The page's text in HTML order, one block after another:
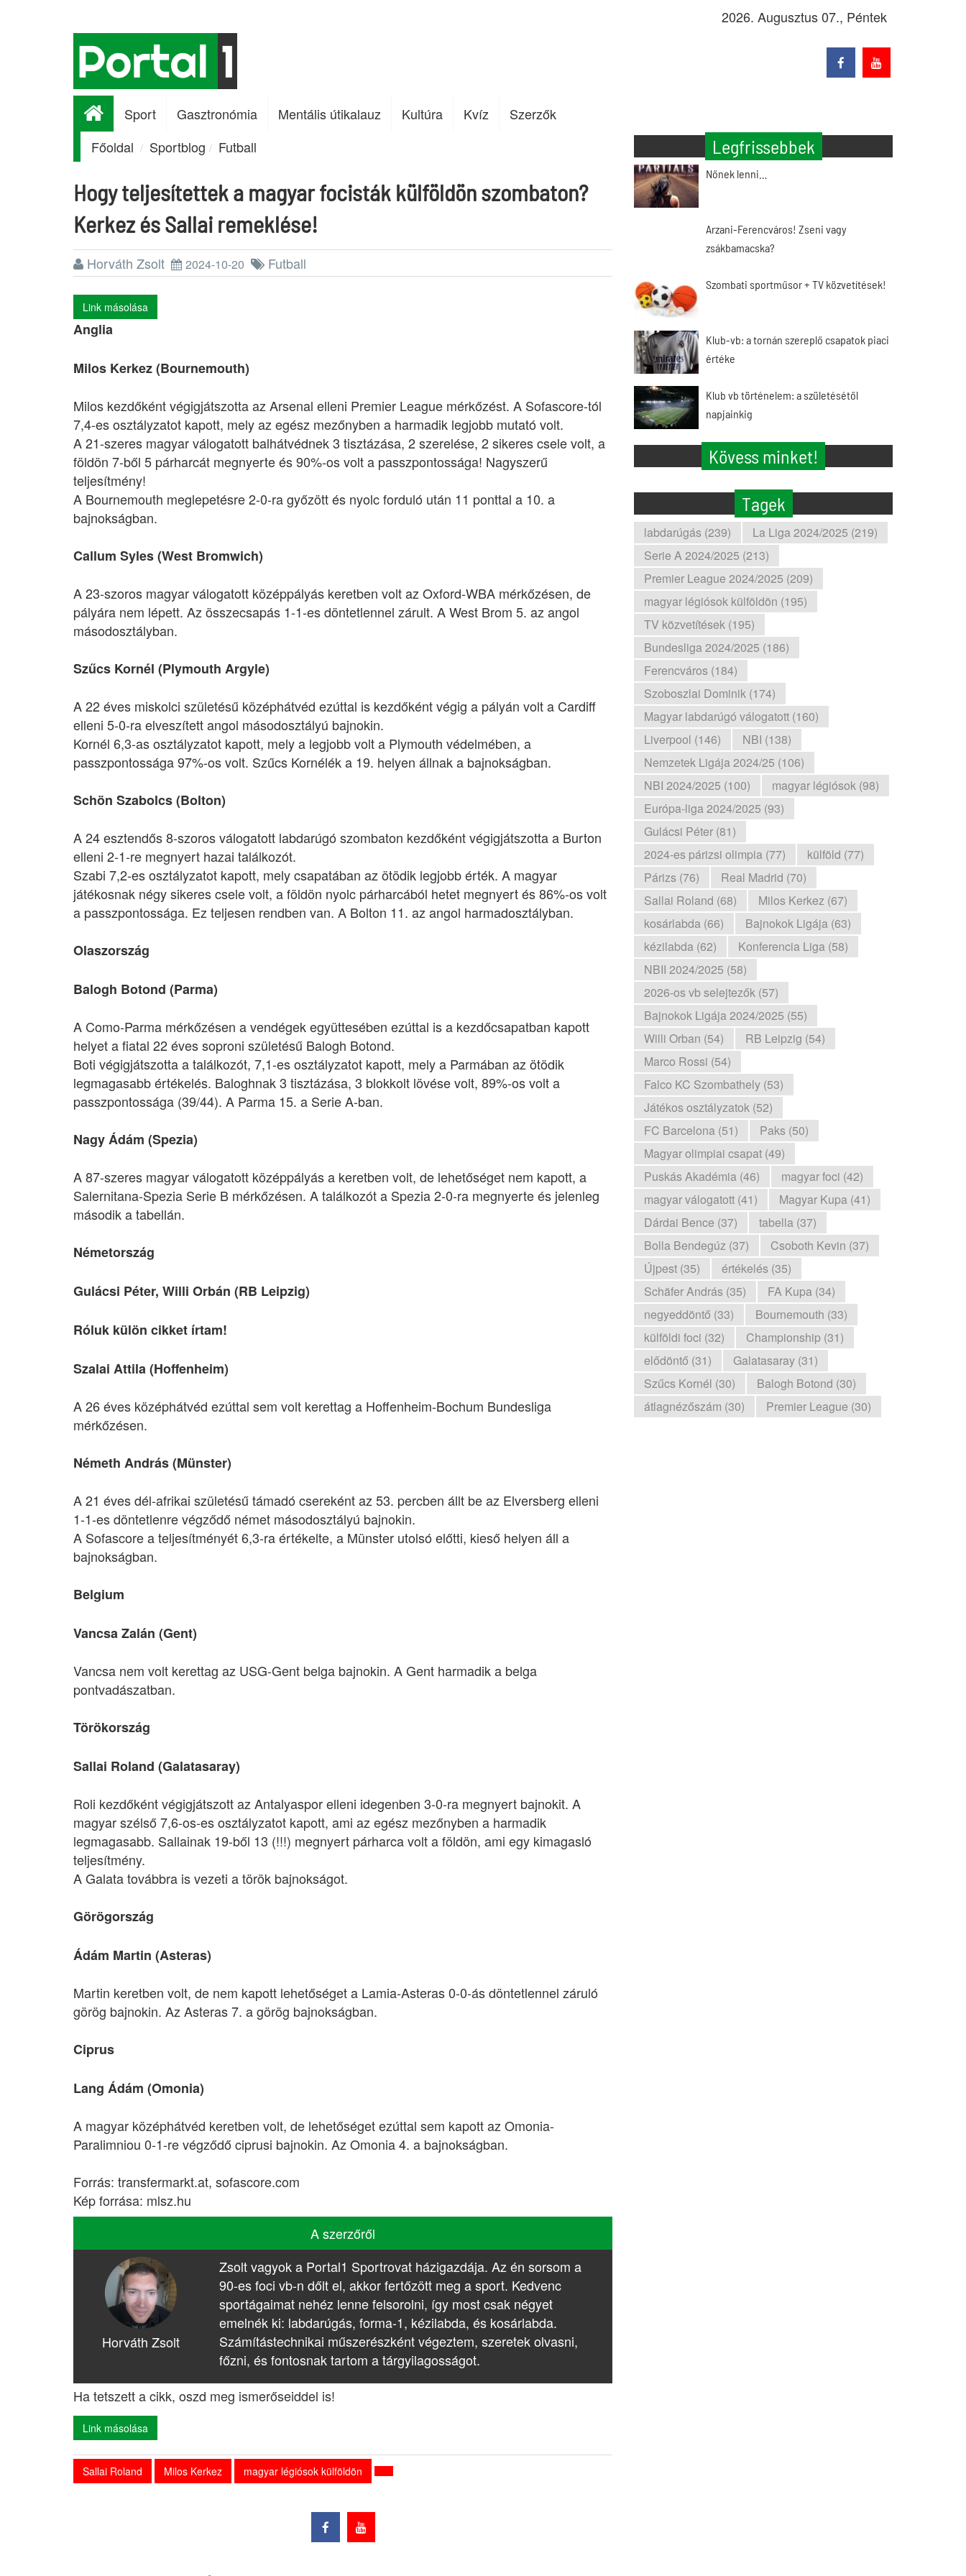
2026. Augusztus 07., Péntek
Sport Gasztronómia Mentális útikalauz Kultúra Kvíz
Szerzők
Főoldal
Sportblog Futball
Hogy teljesítettek a magyar focisták külföldön szombaton?
Kerkez és Sallai remeklése!
Horváth Zsolt 2024-10-20 Futball
Link másolása
Anglia
Milos Kerkez (Bournemouth)
Milos kezdőként végigjátszotta az Arsenal elleni Premier League mérkőzést. A Sofascore-tól
7,4-es osztályzatot kapott, mely az egész mezőnyben a harmadik legjobb mutató volt.
A 21-szeres magyar válogatott balhátvédnek 3 tisztázása, 2 szerelése, 2 sikeres csele volt, a
földön 7-ből 5 párharcát megnyerte és 90%-os volt a passzpontossága! Nagyszerű
teljesítmény!
A Bournemouth meglepetésre 2-0-ra győzött és nyolc forduló után 11 ponttal a 10. a
bajnokságban.
Callum Syles (West Bromwich)
A 23-szoros magyar válogatott középpályás keretben volt az Oxford-WBA mérkőzésen, de
pályára nem lépett. Az összecsapás 1-1-es döntetlennel zárult. A West Brom 5. az angol
másodosztályban.
Szűcs Kornél (Plymouth Argyle)
A 22 éves miskolci születésű középhátvéd ezúttal is kezdőként végig a pályán volt a Cardiff
elleni 5-0-ra elveszített angol másodosztályú bajnokin.
Kornél 6,3-as osztályzatot kapott, mely a legjobb volt a Plymouth védelmében, a
passzpontossága 97%-os volt. Szűcs Kornélék a 19. helyen állnak a bajnokságban.
Schön Szabolcs (Bolton)
A 24 esztendős 8-szoros válogatott labdarúgó szombaton kezdőként végigjátszotta a Burton
elleni 2-1-re megnyert hazai találkozót.
Szabi 7,2-es osztályzatot kapott, mely csapatában az ötödik legjobb érték. A magyar
játékosnak négy sikeres csele volt, a földön nyolc párharcából hetet megnyert és 86%-os volt
a passzpontossága. Ez teljesen rendben van. A Bolton 11. az angol harmadosztályban.
Olaszország
Balogh Botond (Parma)
A Como-Parma mérkőzésen a vendégek együttesében ezúttal is a kezdőcsapatban kapott
helyet a fiatal 22 éves soproni születésű Balogh Botond.
Boti végigjátszotta a találkozót, 7,1-es osztályzatot kapott, mely a Parmában az ötödik
legmagasabb értékelés. Baloghnak 3 tisztázása, 3 blokkolt lövése volt, 89%-os volt a
passzpontossága (39/44). A Parma 15. a Serie A-ban.
Nagy Ádám (Spezia)
A 87-szeres magyar válogatott középpályás a keretben volt, de lehetőséget nem kapott, a
Salernitana-Spezia Serie B mérkőzésen. A találkozót a Spezia 2-0-ra megnyerte és jelenleg
második a tabellán.
Németország
Gulácsi Péter, Willi Orbán (RB Leipzig)
Róluk külön cikket írtam!
Szalai Attila (Hoffenheim)
A 26 éves középhátvéd ezúttal sem volt kerettag a Hoffenheim-Bochum Bundesliga
mérkőzésen.
Németh András (Münster)
A 21 éves dél-afrikai születésű támadó csereként az 53. percben állt be az Elversberg elleni
1-1-es döntetlenre végződő német másodosztályú bajnokin.
A Sofascore a teljesítményét 6,3-ra értékelte, a Münster utolsó előtti, kieső helyen áll a
bajnokságban.
Belgium
Vancsa Zalán (Gent)
Vancsa nem volt kerettag az USG-Gent belga bajnokin. A Gent harmadik a belga
pontvadászatban.
Törökország
Sallai Roland (Galatasaray)
Roli kezdőként végigjátszott az Antalyaspor elleni idegenben 3-0-ra megnyert bajnokit. A
magyar szélső 7,6-os-es osztályzatot kapott, ami az egész mezőnyben a harmadik
legmagasabb. Sallainak 19-ből 13 (!!!) megnyert párharca volt a földön, ami egy kimagasló
teljesítmény.
A Galata továbbra is vezeti a török bajnokságot.
Görögország
Ádám Martin (Asteras)
Martin keretben volt, de nem kapott lehetőséget a Lamia-Asteras 0-0-ás döntetlennel záruló
görög bajnokin. Az Asteras 7. a görög bajnokságban.
Ciprus
Lang Ádám (Omonia)
A magyar középhátvéd keretben volt, de lehetőséget ezúttal sem kapott az Omonia-
Paralimniou 0-1-re végződő ciprusi bajnokin. Az Omonia 4. a bajnokságban.
Forrás: transfermarkt.at, sofascore.com
Kép forrása: mlsz.hu
A szerzőről
Horváth Zsolt
Zsolt vagyok a Portal1 Sportrovat házigazdája. Az én sorsom a
90-es foci vb-n dőlt el, akkor fertőzött meg a sport. Kedvenc
sportágaimat nehéz lenne felsorolni, így most csak négyet
emelnék ki: labdarúgás, forma-1, kézilabda, és kosárlabda.
Számítástechnikai műszerészként végeztem, szeretek olvasni,
főzni, és fontosnak tartom a tárgyilagosságot.
Ha tetszett a cikk, oszd meg ismerőseiddel is!
Link másolása
Sallai Roland Milos Kerkez magyar légiósok külföldön
Legfrissebbek
Nőnek lenni…
Arzani-Ferencváros! Zseni vagy
zsákbamacska?
Szombati sportműsor + TV közvetítések!
Klub-vb: a tornán szereplő csapatok piaci
értéke
Klub vb történelem: a születésétől
napjainkig
Kövess minket!
Tagek
labdarúgás (239)
La Liga 2024/2025 (219)
Serie A 2024/2025 (213)
Premier League 2024/2025 (209)
magyar légiósok külföldön (195)
TV közvetítések (195)
Bundesliga 2024/2025 (186)
Ferencváros (184)
Szoboszlai Dominik (174)
Magyar labdarúgó válogatott (160)
Liverpool (146)
NBI (138)
Nemzetek Ligája 2024/25 (106)
NBI 2024/2025 (100)
magyar légiósok (98)
Európa-liga 2024/2025 (93)
Gulácsi Péter (81)
2024-es párizsi olimpia (77)
külföld (77)
Párizs (76)
Real Madrid (70)
Sallai Roland (68)
Milos Kerkez (67)
kosárlabda (66)
Bajnokok Ligája (63)
kézilabda (62)
Konferencia Liga (58)
NBII 2024/2025 (58)
2026-os vb selejtezők (57)
Bajnokok Ligája 2024/2025 (55)
Willi Orban (54)
RB Leipzig (54)
Marco Rossi (54)
Falco KC Szombathely (53)
Játékos osztályzatok (52)
FC Barcelona (51)
Paks (50)
Magyar olimpiai csapat (49)
Puskás Akadémia (46)
magyar foci (42)
magyar válogatott (41)
Magyar Kupa (41)
Dárdai Bence (37)
tabella (37)
Bolla Bendegúz (37)
Csoboth Kevin (37)
Újpest (35)
értékelés (35)
Schäfer András (35)
FA Kupa (34)
negyeddöntő (33)
Bournemouth (33)
külföldi foci (32)
Championship (31)
elődöntő (31)
Galatasaray (31)
Szűcs Kornél (30)
Balogh Botond (30)
átlagnézőszám (30)
Premier League (30)